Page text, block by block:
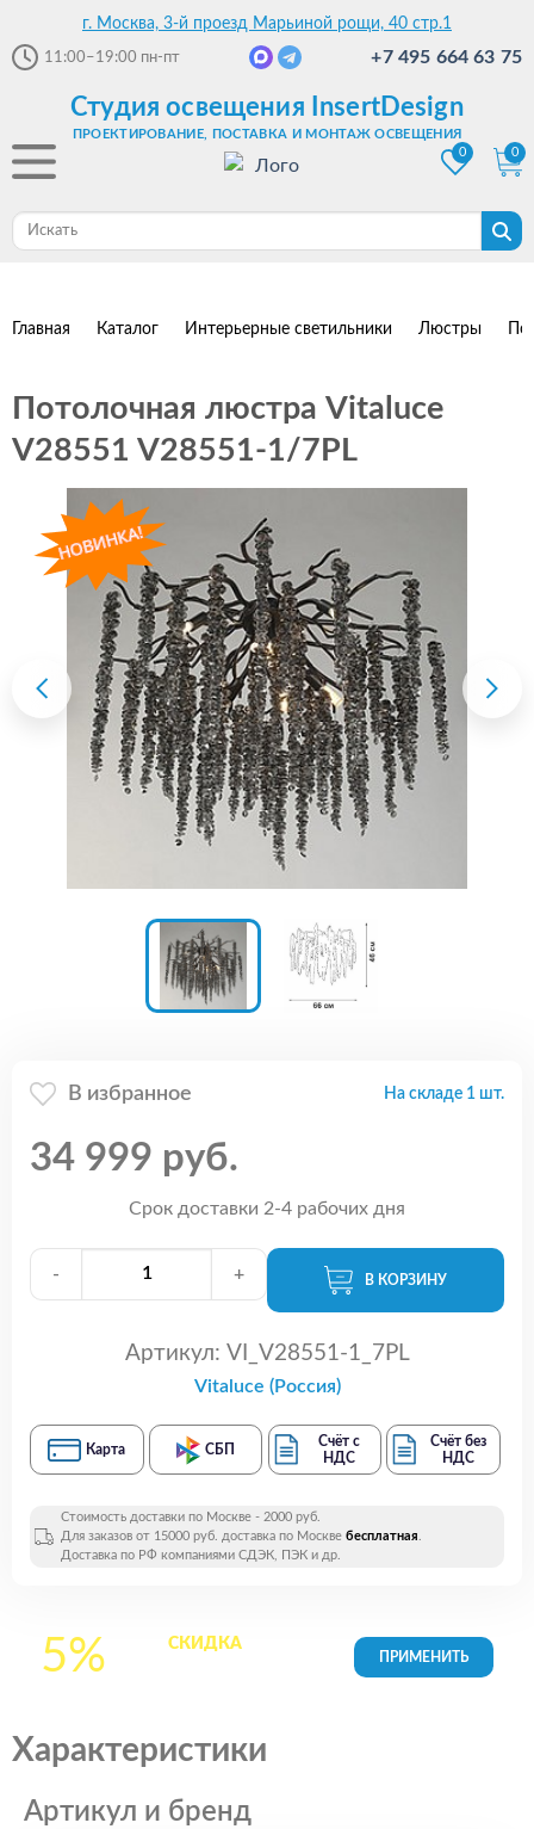
г. Москва, 3-й проезд Марьиной рощи, 40 стр.1
11:00–19:00 пн-пт +7 495 664 63 75
Студия освещения InsertDesign
ПРОЕКТИРОВАНИЕ, ПОСТАВКА И МОНТАЖ ОСВЕЩЕНИЯ
0
0
Главная Каталог Интерьерные светильники Люстры
Потолочная люстра Vitaluce
V28551 V28551-1/7PL
В избранное На складе 1 шт.
34 999 руб.
Срок доставки 2-4 рабочих дня
- + В КОРЗИНУ
Артикул: VI_V28551-1_7PL
Vitaluce (Россия)
Карта СБП
Счёт с
НДС
Счёт без
НДС
Стоимость доставки по Москве - 2000 руб.
Для заказов от 15000 руб. доставка по Москве бесплатная.
Доставка по РФ компаниями СДЭК, ПЭК и др.
5% СКИДКАна все
Характеристики
Артикул и бренд